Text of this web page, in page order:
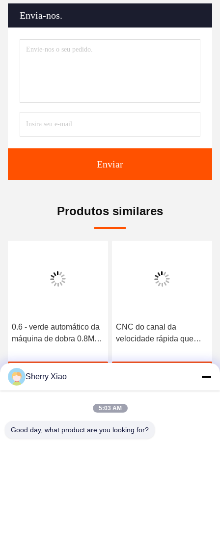
Envia-nos.
Enviar
Produtos similares
0.6 - verde automático da
máquina de dobra 0.8MPa
metálica/as de alumínio
Falem Agora.
CNC do canal da
velocidade rápida que
máquina de dobra manual
Sherry Xiao
5:03 AM
Good day, what product are you looking for?